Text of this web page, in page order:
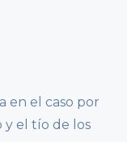
en el caso por
y el tío de los